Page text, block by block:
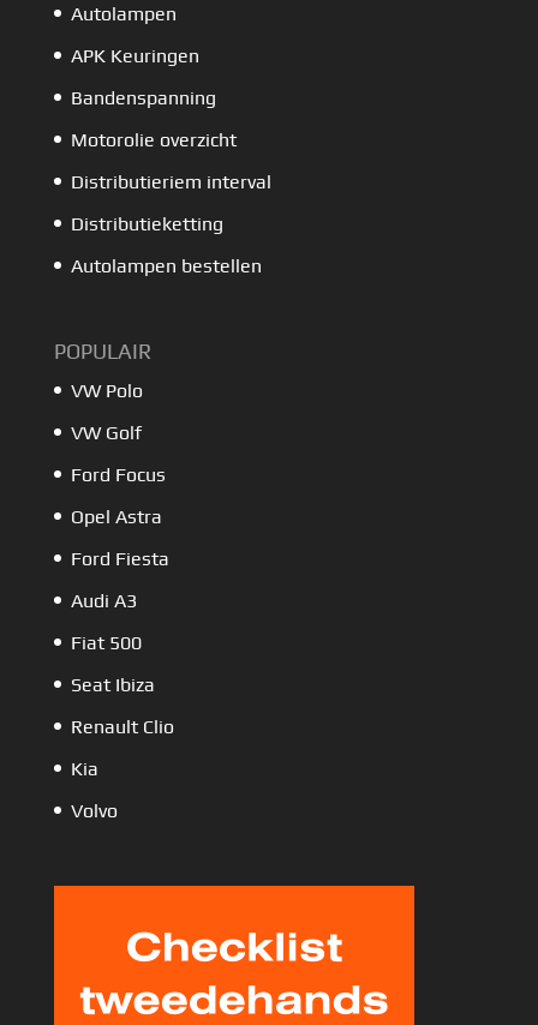
Autolampen
APK Keuringen
Bandenspanning
Motorolie overzicht
Distributieriem interval
Distributieketting
Autolampen bestellen
POPULAIR
VW Polo
VW Golf
Ford Focus
Opel Astra
Ford Fiesta
Audi A3
Fiat 500
Seat Ibiza
Renault Clio
Kia
Volvo